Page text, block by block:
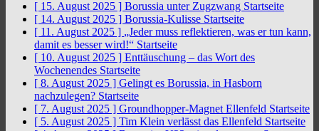
[ 15. August 2025 ] Borussia unter Zugzwang Startseite
[ 14. August 2025 ] Borussia-Kulisse Startseite
[ 11. August 2025 ] „Jeder muss reflektieren, was er tun kann,
damit es besser wird!“ Startseite
[ 10. August 2025 ] Enttäuschung – das Wort des
Wochenendes Startseite
[ 8. August 2025 ] Gelingt es Borussia, in Hasborn
nachzulegen? Startseite
[ 7. August 2025 ] Groundhopper-Magnet Ellenfeld Startseite
[ 5. August 2025 ] Tim Klein verlässt das Ellenfeld Startseite